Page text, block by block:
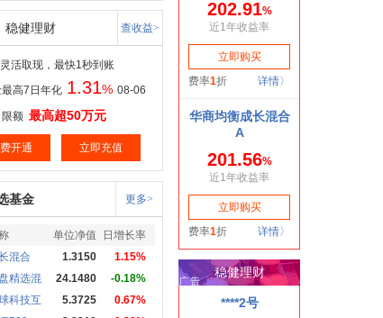
稳健理财 查收益>
灵活取现，最快1秒到账
高7日年化 1.31% 08-06
额 最高超50万元
开通 立即充值
基金 更多>
单位净值
日增长率
混合
1.3150
1.15%
精选混
24.1480
-0.18%
科技互
5.3725
0.67%